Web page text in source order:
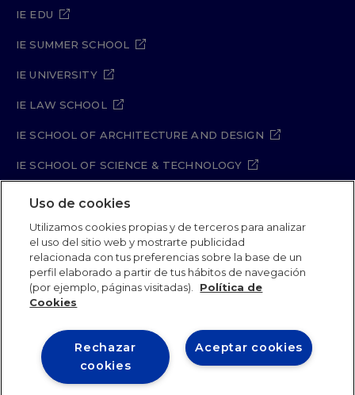
IE EDU
IE SUMMER SCHOOL
IE UNIVERSITY
IE LAW SCHOOL
IE SCHOOL OF ARCHITECTURE AND DESIGN
IE SCHOOL OF SCIENCE & TECHNOLOGY
IE SCHOOL OF ARTS & HUMANITIES
Legal Notice Privacy Policy
Cookie Policy
Security Policy
Student Academic Standards
IE University 2026
Uso de cookies
Utilizamos cookies propias y de terceros para analizar
el uso del sitio web y mostrarte publicidad
relacionada con tus preferencias sobre la base de un
perfil elaborado a partir de tus hábitos de navegación
(por ejemplo, páginas visitadas).
Política de
Cookies
Aceptar cookies
Rechazar
cookies